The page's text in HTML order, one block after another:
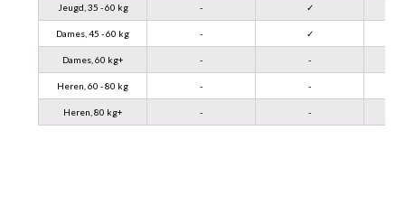
Jeugd, 35 - 60 kg - ✓
Dames, 45 - 60 kg - ✓
Dames, 60 kg+ - -
Heren, 60 - 80 kg - -
Heren, 80 kg+ - -